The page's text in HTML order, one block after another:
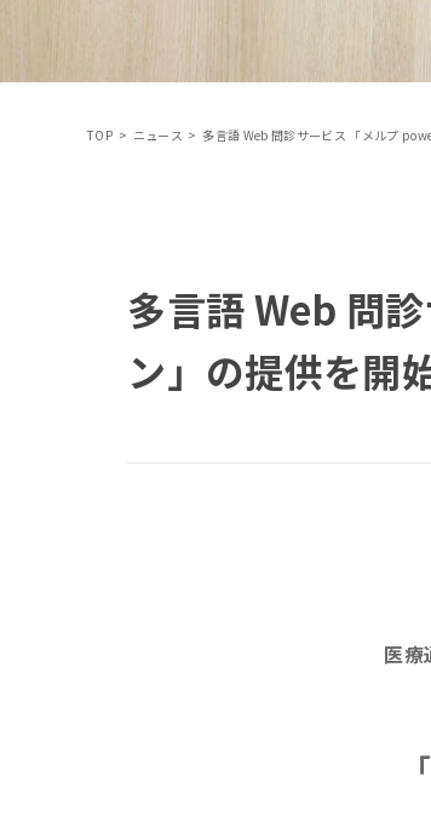
TOP> ニュース >多言語 Web 問診サービス 「メルプ
多言語 Web 問
ン」の提供を開
医療